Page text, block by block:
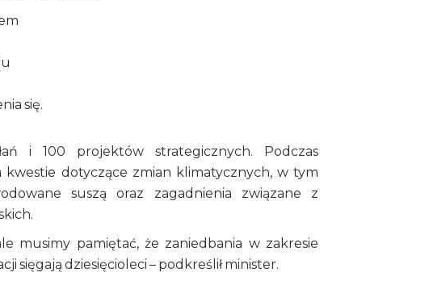
się.
i 100 projektów strategicznych. Podczas
dotyczące zmian klimatycznych, w tym
suszą oraz zagadnienia związane z
wiejskich.
musimy pamiętać, że zaniedbania w zakresie
sięgają dziesięcioleci – podkreślił minister.